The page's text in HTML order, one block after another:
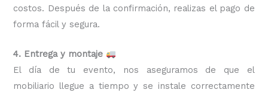
costos. Después de la confirmación, realizas el pago de
forma fácil y segura.
4. Entrega y montaje
El día de tu evento, nos aseguramos de que el
mobiliario llegue a tiempo y se instale correctamente